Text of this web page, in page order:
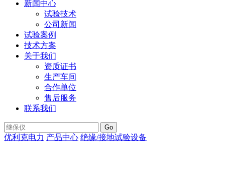
新闻中心
试验技术
公司新闻
试验案例
技术方案
关于我们
资质证书
生产车间
合作单位
售后服务
联系我们
Go
优利克电力 产品中心 绝缘/接地试验设备